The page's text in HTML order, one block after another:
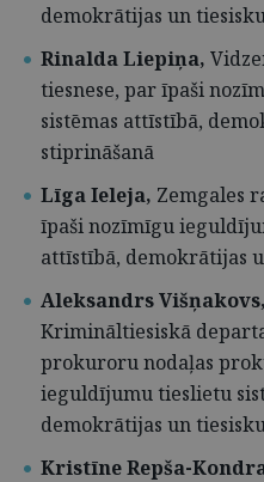
demokrātijas un
Rinalda Liepiņa,
tiesnese, par īpaši
sistēmas attīstībā,
stiprināšanā
Līga Ieleja, Zemgales
īpaši nozīmīgu
attīstībā, demokrātijas
Aleksandrs Višņakovs,
Krimināltiesiskā
prokuroru nodaļas
ieguldījumu tieslietu
demokrātijas un
Kristīne Repša-